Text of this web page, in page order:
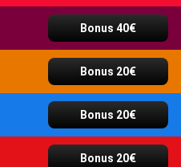
Bonus 40€
Bonus 20€
Bonus 20€
Bonus 20€